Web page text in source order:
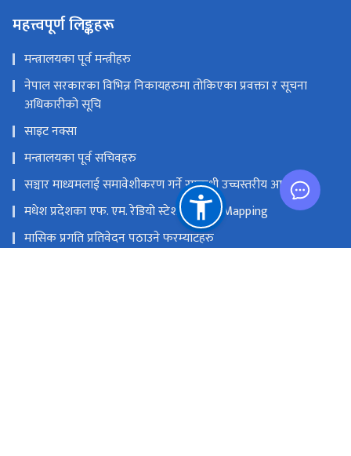
महत्त्वपूर्ण लिङ्कहरू
मन्त्रालयका पूर्व मन्त्रीहरु
नेपाल सरकारका विभिन्न निकायहरुमा तोकिएका प्रवक्ता र सूचना
अधिकारीको सूचि
साइट नक्सा
मन्त्रालयका पूर्व सचिवहरु
सञ्चार माध्यमलाई समावेशीकरण गर्ने सम्बन्धी उच्चस्तरीय आयोग
मधेश प्रदेशका एफ. एम. रेडियो स्टेशनको GIS Mapping
मासिक प्रगति प्रतिवेदन पठाउने फरम्याटहरु